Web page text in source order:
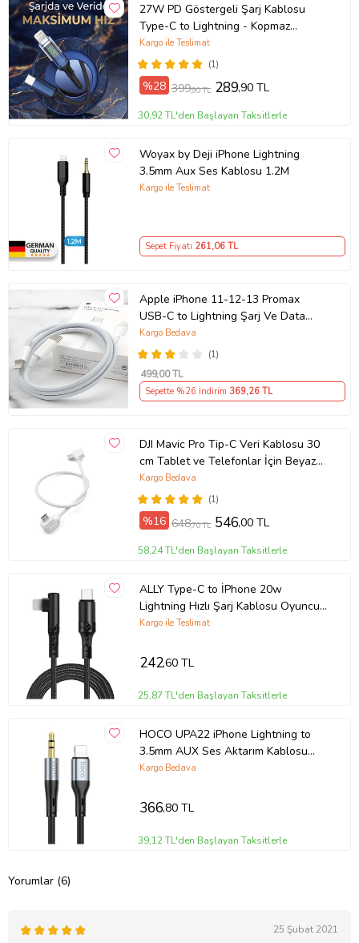
27W PD Göstergeli Şarj Kablosu
Type-C to Lightning - Kopmaz
Örgülü Hızlı Veri Transferi
(1)
Kargo ile Teslimat
%28 399,90 TL 289,90 TL
30,92 TL'den Başlayan Taksitlerle
Woyax by Deji iPhone Lightning
3.5mm Aux Ses Kablosu 1.2M
Kargo ile Teslimat
Sepet Fiyatı 261,06 TL
Apple iPhone 11-12-13 Promax
USB-C to Lightning Şarj Ve Data
Kablosu 1M ( Türkiye Garantili)
(1)
Kargo Bedava
499,00 TL
Sepette %26 İndirim 369,26 TL
DJI Mavic Pro Tip-C Veri Kablosu 30
cm Tablet ve Telefonlar İçin Beyaz
Renk
(1)
Kargo Bedava
%16 648,70 TL 546,00 TL
58,24 TL'den Başlayan Taksitlerle
ALLY Type-C to İPhone 20w
Lightning Hızlı Şarj Kablosu Oyuncu
90 Derece Kablo (Siyah)
Kargo ile Teslimat
242,60 TL
25,87 TL'den Başlayan Taksitlerle
HOCO UPA22 iPhone Lightning to
3.5mm AUX Ses Aktarım Kablosu
(Siyah)
Kargo Bedava
366,80 TL
39,12 TL'den Başlayan Taksitlerle
Yorumlar (6)
25 Şubat 2021